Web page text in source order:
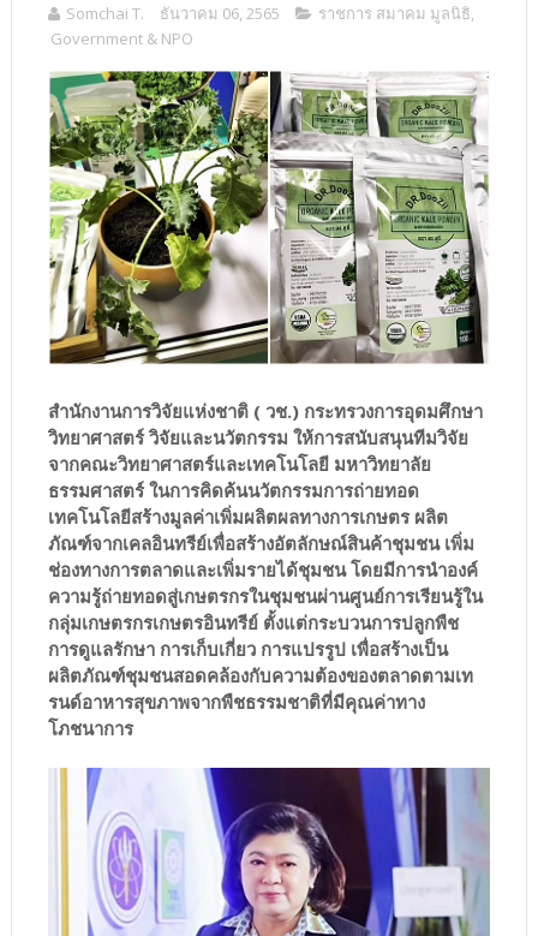
Somchai T. ธันวาคม 06, 2565 ราชการ สมาคม มูลนิธิ,
Government & NPO
สำนักงานการวิจัยแห่งชาติ ( วช.) กระทรวงการอุดมศึกษา
วิทยาศาสตร์ วิจัยและนวัตกรรม ให้การสนับสนุนทีมวิจัย
จากคณะวิทยาศาสตร์และเทคโนโลยี มหาวิทยาลัย
ธรรมศาสตร์ ในการคิดค้นนวัตกรรมการถ่ายทอด
เทคโนโลยีสร้างมูลค่าเพิ่มผลิตผลทางการเกษตร ผลิต
ภัณฑ์จากเคลอินทรีย์เพื่อสร้างอัตลักษณ์สินค้าชุมชน เพิ่ม
ช่องทางการตลาดและเพิ่มรายได้ชุมชน โดยมีการนำองค์
ความรู้ถ่ายทอดสู่เกษตรกรในชุมชนผ่านศูนย์การเรียนรู้ใน
กลุ่มเกษตรกรเกษตรอินทรีย์ ตั้งแต่กระบวนการปลูกพืช
การดูแลรักษา การเก็บเกี่ยว การแปรรูป เพื่อสร้างเป็น
ผลิตภัณฑ์ชุมชนสอดคล้องกับความต้องของตลาดตามเท
รนด์อาหารสุขภาพจากพืชธรรมชาติที่มีคุณค่าทาง
โภชนาการ